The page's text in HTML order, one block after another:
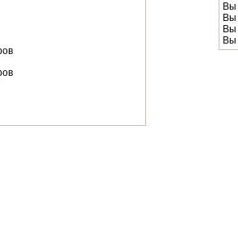
Вы
Вы
Вы
Вы